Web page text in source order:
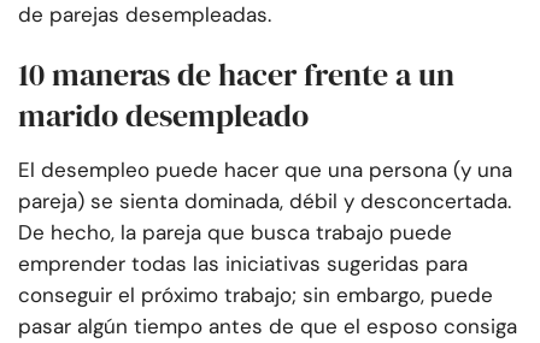
de parejas desempleadas.
10 maneras de hacer frente a un
marido desempleado
El desempleo puede hacer que una persona (y una
pareja) se sienta dominada, débil y desconcertada.
De hecho, la pareja que busca trabajo puede
emprender todas las iniciativas sugeridas para
conseguir el próximo trabajo; sin embargo, puede
pasar algún tiempo antes de que el esposo consiga